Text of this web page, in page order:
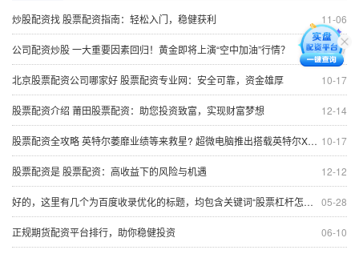
11-06
炒股配资找 股票配资指南：轻松入门，稳健获利
10-17
公司配资炒股 一大重要因素回归！黄金即将上演“空中加油”行情？
10-17
北京股票配资公司哪家好 股票配资专业网：安全可靠，资金雄厚
12-14
股票配资介绍 莆田股票配资：助您投资致富，实现财富梦想
10-17
股票配资全攻略 英特尔萎靡业绩等来救星? 超微电脑推出搭载英特尔Xeon的服务器
12-12
股票配资是 股票配资：高收益下的风险与机遇
05-28
好的，这里有几个为百度收录优化的标题，均包含关键词“股票杠杆怎么做”，且控制在以内：
06-10
正规期货配资平台排行，助你稳健投资